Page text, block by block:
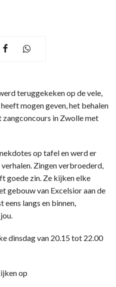
teruggekeken op de vele,
mogen geven, het behalen
zangconcours in Zwolle met
op tafel en werd er
Zingen verbroederd,
goede zin. Ze kijken elke
gebouw van Excelsior aan de
langs en binnen,
dinsdag van 20.15 tot 22.00
op